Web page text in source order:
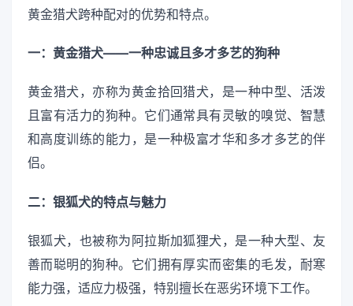
黄金猎犬跨种配对的优势和特点。
一：黄金猎犬——一种忠诚且多才多艺的狗种
黄金猎犬，亦称为黄金拾回猎犬，是一种中型、活泼
且富有活力的狗种。它们通常具有灵敏的嗅觉、智慧
和高度训练的能力，是一种极富才华和多才多艺的伴
侣。
二：银狐犬的特点与魅力
银狐犬，也被称为阿拉斯加狐狸犬，是一种大型、友
善而聪明的狗种。它们拥有厚实而密集的毛发，耐寒
能力强，适应力极强，特别擅长在恶劣环境下工作。